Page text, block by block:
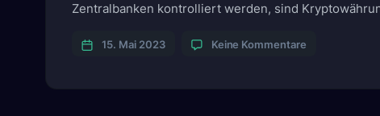
Zentralbanken kontrolliert werden, sind
hat in den letzten Jahren stark an Beliebtheit
15. Mai 2023 Keine Kommentare